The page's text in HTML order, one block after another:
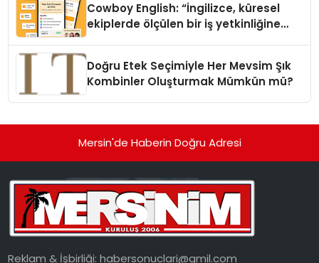
Cowboy English: “İngilizce, küresel
ekiplerde ölçülen bir iş yetkinliğine
Doğru Etek Seçimiyle Her Mevsim Şık
Kombinler Oluşturmak Mümkün mü?
Mersin'de Haberin Doğru Adresi
Reklam & İşbirliği:habersonuclari@gmil.com